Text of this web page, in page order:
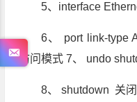
5、interface
6、 port link-type
访问模式 7、 undo
8、 shutdown 关